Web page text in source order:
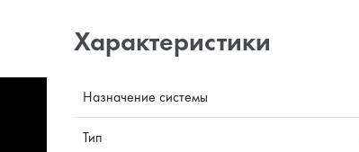
Характеристики
Назначение системы
Тип